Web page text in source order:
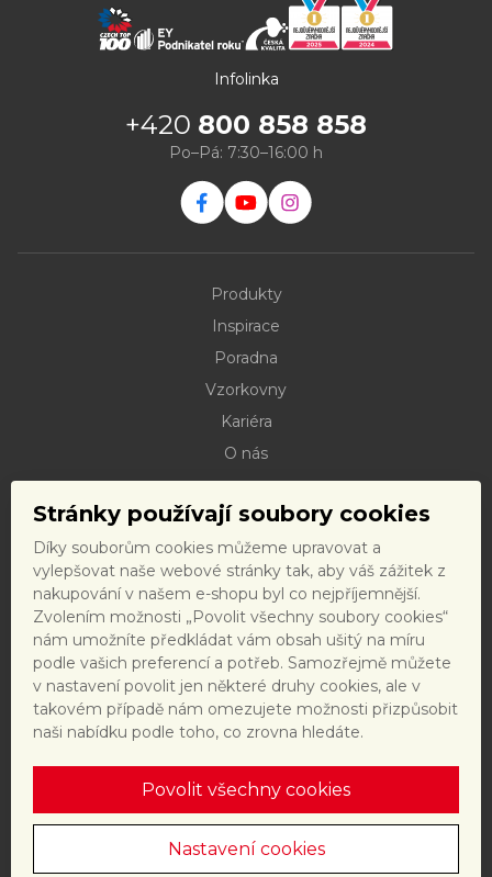
Stránky používají soubory cookies
Díky souborům cookies můžeme upravovat a
vylepšovat naše webové stránky tak, aby váš zážitek z
nakupování v našem e-shopu byl co nejpříjemnější.
Zvolením možnosti „Povolit všechny soubory cookies“
nám umožníte předkládat vám obsah ušitý na míru
podle vašich preferencí a potřeb. Samozřejmě můžete
v nastavení povolit jen některé druhy cookies, ale v
takovém případě nám omezujete možnosti přizpůsobit
naši nabídku podle toho, co zrovna hledáte.
Nastavení cookies
Povolit všechny cookies
Infolinka
+420 800 858 858
Po–Pá: 7:30–16:00 h
Produkty
Inspirace
Poradna
Vzorkovny
Kariéra
O nás
Dokumenty ke stažení
Doprava
Reklamační řád
Reklamační formulář
Obchodní podmínky a právní předpisy
Ochrana dat
Nastavení cookies
Tento web je chráněn reCAPTCHA a platízásady ochrany
smluvní podmínkyspolečnosti Google.